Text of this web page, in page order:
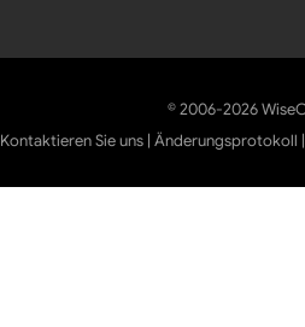
© 2006-2026
Kontaktieren Sie uns |Änderungsprotokoll